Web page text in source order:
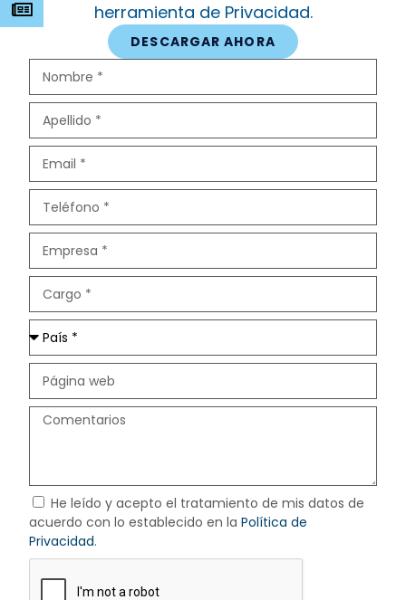
herramienta de Privacidad.
DESCARGAR AHORA
He leído y acepto el tratamiento de mis datos de
acuerdo con lo establecido en la Política de
Privacidad.